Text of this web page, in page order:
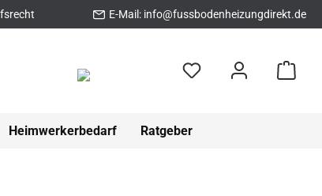
E-Mail: info@fussbodenheizungdirekt.de
Heimwerkerbedarf Ratgeber